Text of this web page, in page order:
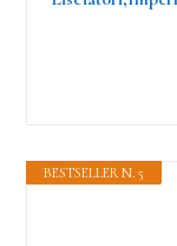
BESTSELLER N. 5